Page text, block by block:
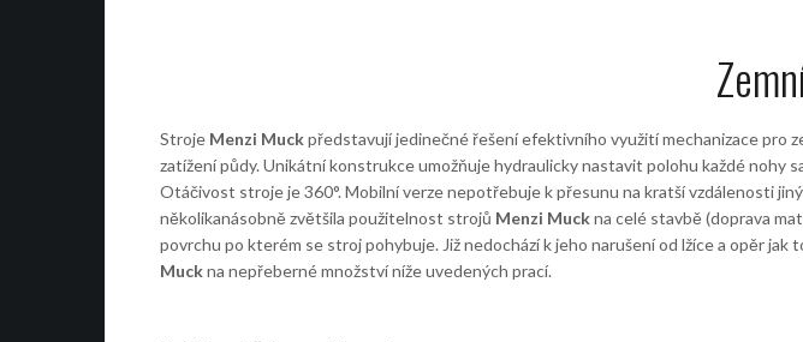
Stroje Menzi Muckpředstavují jedinečné řešení efektivního využití mechanizace pro
zatížení půdy. Unikátní konstrukce umožňuje hydraulicky nastavit polohu každé
Otáčivost stroje je 360°. Mobilní verze nepotřebuje k přesunu na kratší vzdálenosti
několikanásobně zvětšila použitelnost strojů Menzi Muckna celé stavbě (doprava
povrchu po kterém se stroj pohybuje. Již nedochází k jeho narušení od lžíce a opěr jak
Muckna nepřeberné množství níže uvedených prací.